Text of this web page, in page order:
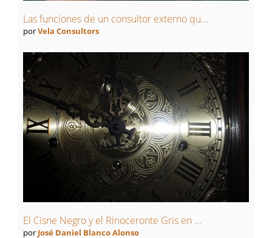
Las funciones de un consultor externo qu...
porVela Consultors
El Cisne Negro y el Rinoceronte Gris en ...
por José Daniel Blanco Alonso